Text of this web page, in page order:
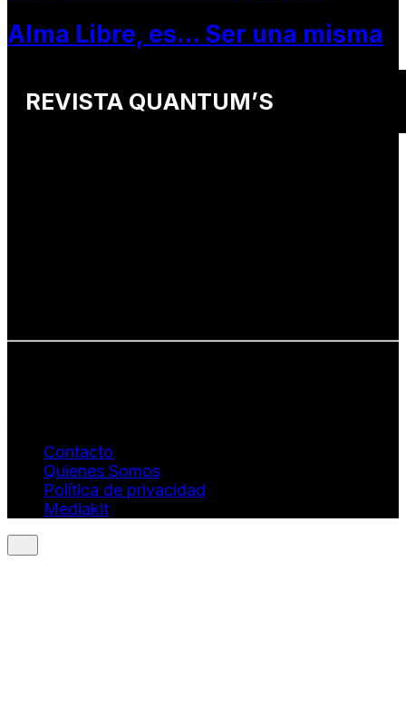
Alma Libre, es… Ser una misma
REVISTA QUANTUM’S
Contacto
Quienes Somos
Política de privacidad
Mediakit